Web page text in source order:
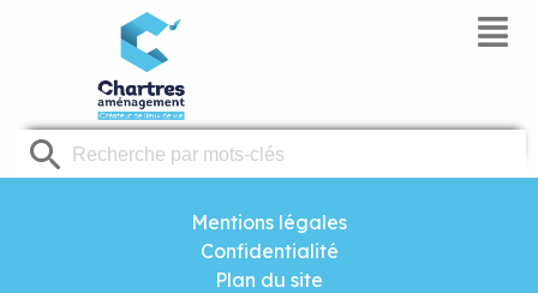
Mentions légales
Confidentialité
Plan du site
Panneau de gestion des cookies